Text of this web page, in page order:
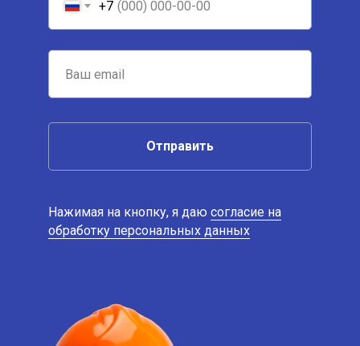
+7
Отправить
Нажимая на кнопку, я даю согласие на
обработку персональных данных